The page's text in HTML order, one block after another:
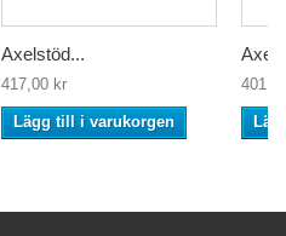
Axelstöd...
417,00 kr
Lägg till i varukorgen